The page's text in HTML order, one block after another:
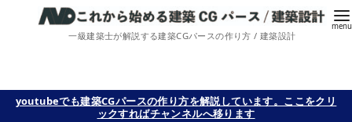
一級建築士が解説する建築CGパースの作り方 / 建築設計
youtubeでも建築CGパースの作り方を解説しています。ここをクリ
ックすればチャンネルへ移ります